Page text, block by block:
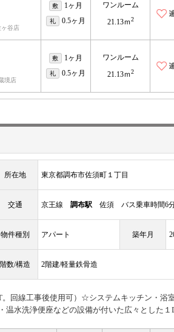
ヶ谷店
敷 1ヶ月
礼 0.5ヶ月
ワンルーム
21.13ｍ2
境店
敷 1ヶ月
礼 0.5ヶ月
ワンルーム
21.13ｍ2
所在地 東京都調布市佐須町１丁目
交通 京王線 調布駅 佐須 バス乗車時間6
物件種別 アパート 築年月
階数/構造 2階建/軽量鉄骨造
回線工事後使用可）☆システムキッチン・浴
温水洗浄便座などの設備が付いた広々とした１